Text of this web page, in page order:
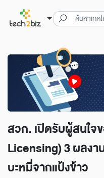
สวก. เปิดรับผู้สนใจ
Licensing) 3 ผลง
บะหมี่จากแป้งข้าว